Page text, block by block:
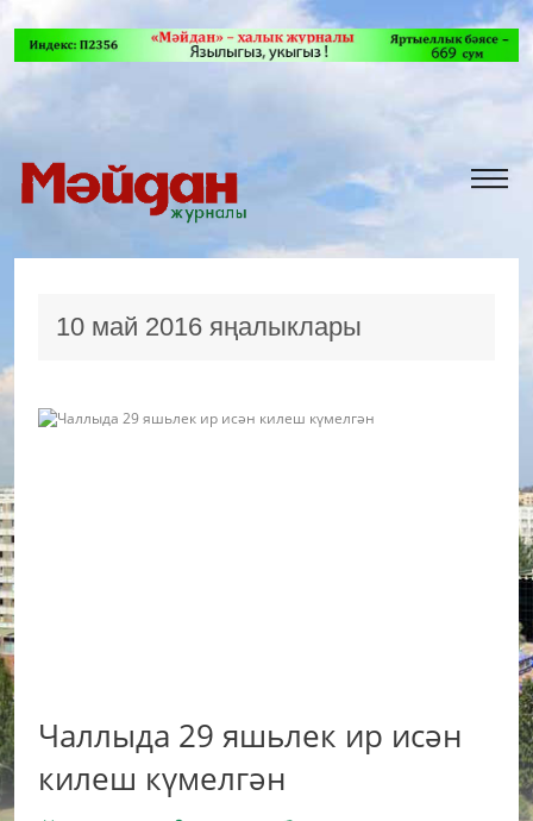
10 май 2016 яңалыклары
Чаллыда 29 яшьлек ир исән
килеш күмелгән